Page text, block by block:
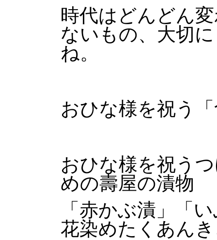
時代はどんどん
ないもの、大切
ね。
おひな様を祝う
おひな様を祝う
めの壽屋の漬物
「赤かぶ漬」「
花染めたくあん